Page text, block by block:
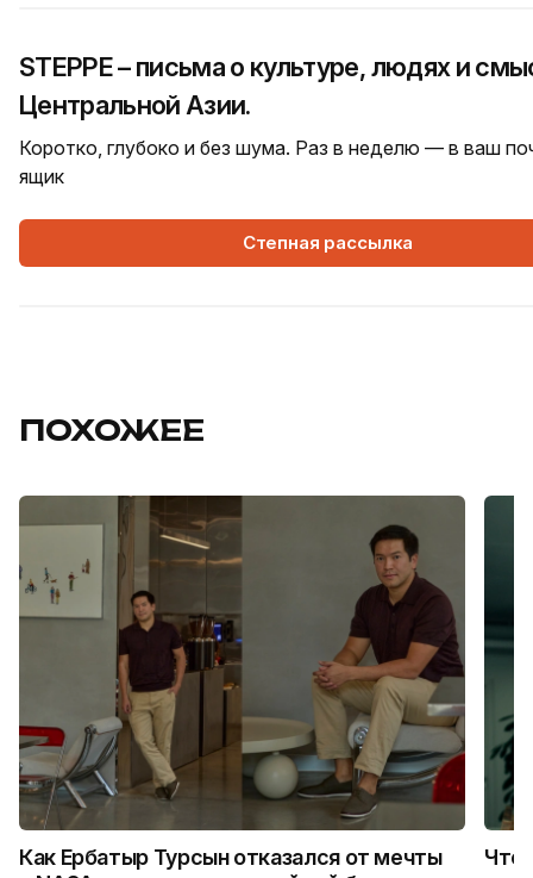
STEPPE – письма о культуре, людях и
Центральной Азии.
Коротко, глубоко и без шума. Раз в неделю — в ваш
ящик
Степная рассылка
ПОХОЖЕЕ
Как Ербатыр Турсын отказался от мечты
Что